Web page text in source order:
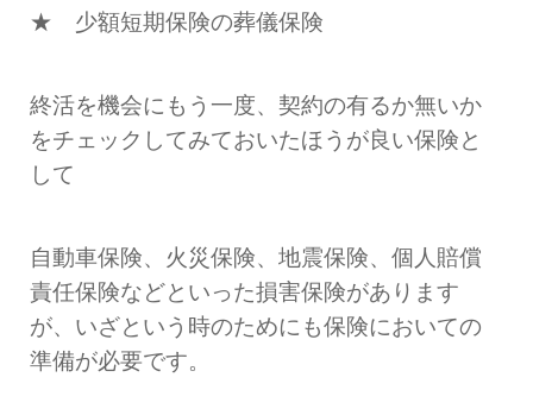
★ 少額短期保険の葬儀保険
終活を機会にもう一度、契約の有るか無いか
をチェックしてみておいたほうが良い保険と
して
自動車保険、火災保険、地震保険、個人賠償
責任保険などといった損害保険があります
が、 いざという時のためにも保険においての
準備が必要です。